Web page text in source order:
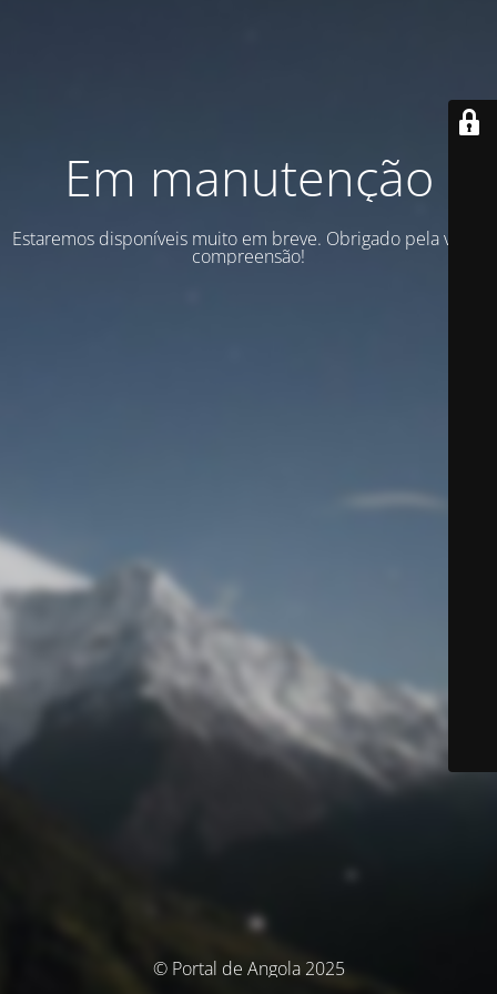
Em manutenção
Estaremos disponíveis muito em breve. Obrigado pela vossa
compreensão!
© Portal de Angola 2025